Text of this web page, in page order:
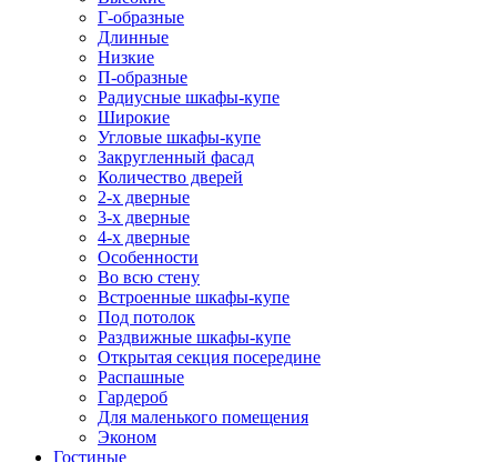
Г-образные
Длинные
Низкие
П-образные
Радиусные шкафы-купе
Широкие
Угловые шкафы-купе
Закругленный фасад
Количество дверей
2-х дверные
3-х дверные
4-х дверные
Особенности
Во всю стену
Встроенные шкафы-купе
Под потолок
Раздвижные шкафы-купе
Открытая секция посередине
Распашные
Гардероб
Для маленького помещения
Эконом
Гостиные